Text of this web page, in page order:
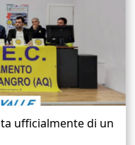
ufficialmente di un